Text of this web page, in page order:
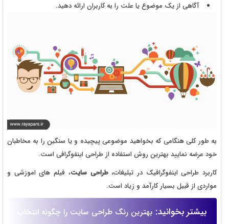
آگاهی از یک موضوع یا علت را به کاربران ارائه دهید.
به طور کلی هنگامی که بخواهید موضوعی پیچیده و یا سنگین را به مخاطبان
خود عرضه نمایید بهترین روش استفاده از طراحی اینفوگرافی است.
کاربرد طراحی اینفوگرافیک در تبلیغات،طراحی سایت، فیلم های اموزشی و
مواردی از قبیل بسیار کارآمد و زیاد است.
بیشتر بخوانید: بهترین رنگ طراحی سایت را چگونه انتخاب